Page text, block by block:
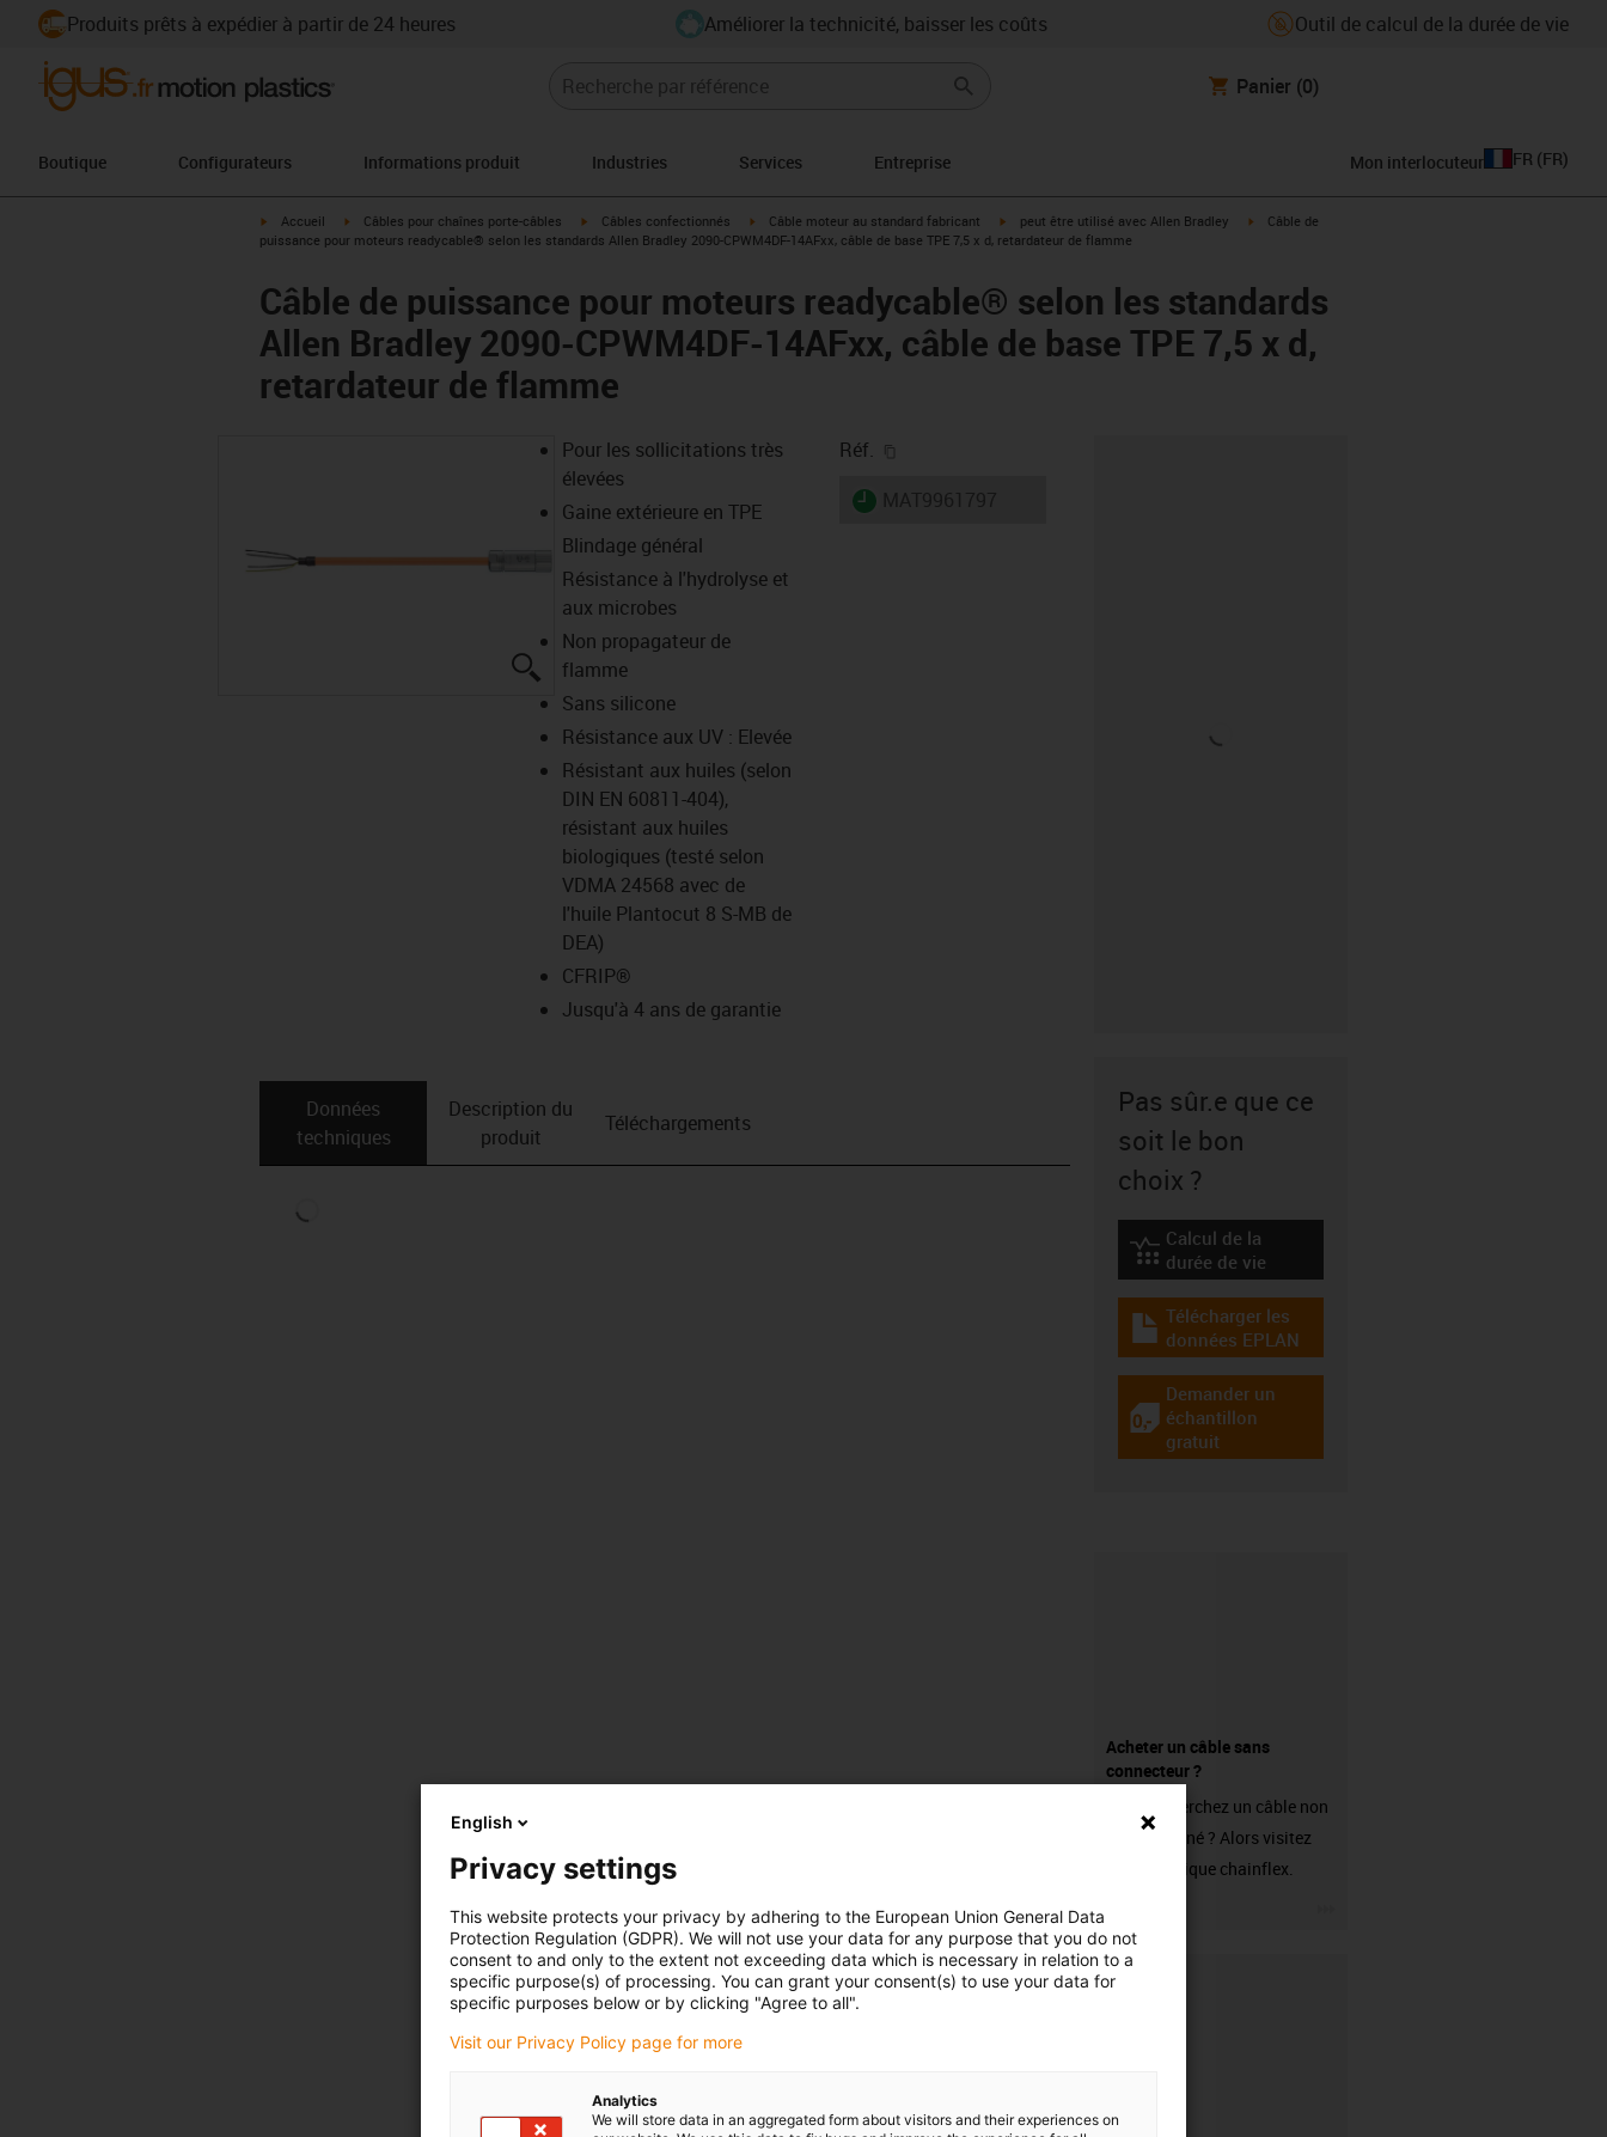
Produits prêts à expédier à partir de 24 heures Améliorer la technicité, baisser les coûts Outil de calcul de la durée de vie
Panier (0)
Boutique Configurateurs Informations produit Industries Services Entreprise Mon interlocuteur FR (FR)
igus-icon-arrow-right
Accueil igus-icon-arrow-right
Câbles pour chaînes porte-câbles igus-icon-arrow-right
Câbles confectionnés igus-icon-arrow-right
Câble moteur au standard fabricant igus-icon-arrow-right
peut être utilisé avec Allen Bradley igus-icon-arrow-right
Câble de
puissance pour moteurs readycable® selon les standards Allen Bradley 2090-CPWM4DF-14AFxx, câble de base TPE 7,5 x d, retardateur de flamme
Câble de puissance pour moteurs readycable® selon les standards
Allen Bradley 2090-CPWM4DF-14AFxx, câble de base TPE 7,5 x d,
retardateur de flamme
igus-icon-lupe
Pour les sollicitations très
élevées
Gaine extérieure en TPE
Blindage général
Résistance à l'hydrolyse et
aux microbes
Non propagateur de
flamme
Sans silicone
Résistance aux UV : Elevée
Résistant aux huiles (selon
DIN EN 60811-404),
résistant aux huiles
biologiques (testé selon
VDMA 24568 avec de
l'huile Plantocut 8 S-MB de
DEA)
CFRIP®
Jusqu'à 4 ans de garantie
Réf.
igus-icon-lieferzeit
Données
techniques
Description du
produit
Téléchargements
Pas sûr.e que ce
soit le bon
choix ?
igus-icon-lebensdauerrechner
Calcul de la
durée de vie
igus-icon-download-plan
Télécharger les
données EPLAN
igus-icon-gratismuster
Demander un
échantillon
gratuit
Acheter un câble sans
connecteur ?
Vous recherchez un câble non
confectionné ? Alors visitez
notre boutique chainflex.
English
Privacy settings
This website protects your privacy by adhering to the European Union General Data
Protection Regulation (GDPR). We will not use your data for any purpose that you do not
consent to and only to the extent not exceeding data which is necessary in relation to a
specific purpose(s) of processing. You can grant your consent(s) to use your data for
specific purposes below or by clicking "Agree to all".
Visit our Privacy Policy page for more
Analytics
We will store data in an aggregated form about visitors and their experiences on